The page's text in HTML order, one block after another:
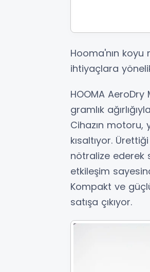
Hooma'nın
ihtiyaçlara
HOOMA
gramlık
Cihazın motoru,
kısaltıyor.
nötralize ederek
etkileşim
Kompakt ve
satışa çıkıyor.